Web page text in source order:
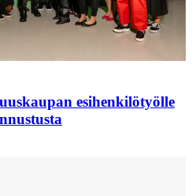
esihenkilötyölle